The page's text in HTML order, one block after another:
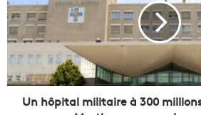
t
a
l
a
t
ô
p
i
t
a
l
Un hôpital militaire à 300